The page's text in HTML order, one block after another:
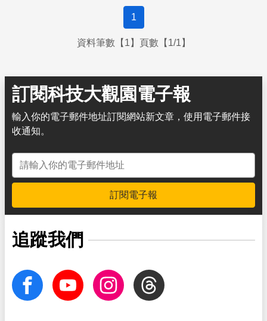
1
資料筆數【1】頁數【1/1】
訂閱科技大觀園電子報
輸入你的電子郵件地址訂閱網站新文章，使用電子郵件接
收通知。
電子郵件地址
訂閱電子報
追蹤我們
facebook Youtube InstagramThreads